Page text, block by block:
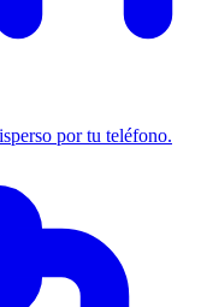
por tu teléfono.